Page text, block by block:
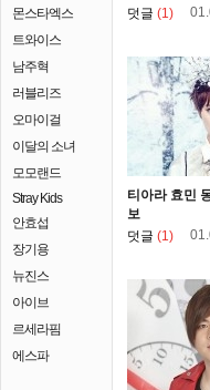
몬스타엑스
트와이스
남주혁
러블리즈
오마이걸
이달의 소녀
모모랜드
Stray Kids
안효섭
장기용
뉴진스
아이브
르세라핌
에스파
덧글 (1)
티아라 효민
보
덧글 (1)